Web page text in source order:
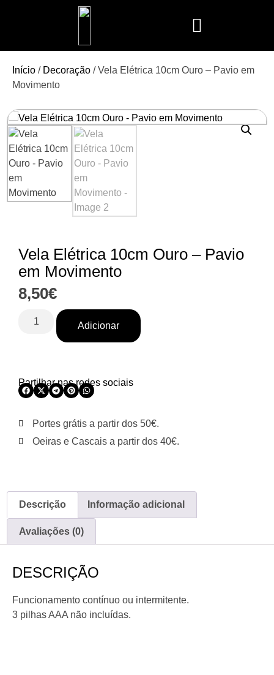
Início / Decoração / Vela Elétrica 10cm Ouro – Pavio em
Movimento
Vela Elétrica 10cm Ouro – Pavio
em Movimento
8,50€
Adicionar
Partilhar nas redes sociais
Portes grátis a partir dos 50€.
Oeiras e Cascais a partir dos 40€.
Descrição Informação adicional
Avaliações (0)
DESCRIÇÃO
Funcionamento contínuo ou intermitente.
3 pilhas AAA não incluídas.